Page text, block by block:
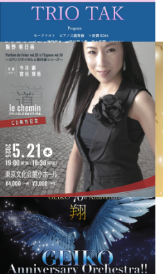
L'ESPACE / PAST
EVENTS
TRIO TAK
L'ESPACE / PARFUM
DU FUTUR / PAST
EVENTS